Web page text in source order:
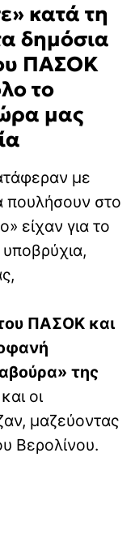
κατά τη
δημόσια
ΠΑΣΟΚ
το
μας
με
πουλήσουν στο
είχαν για το
ΠΑΣΟΚ και
της
οι
μαζεύοντας
Βερολίνου.